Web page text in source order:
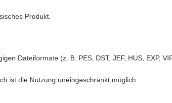
Produkt.
Dateiformate (z. B. PES, DST, JEF, HUS, EXP,
ist die Nutzung uneingeschränkt möglich.